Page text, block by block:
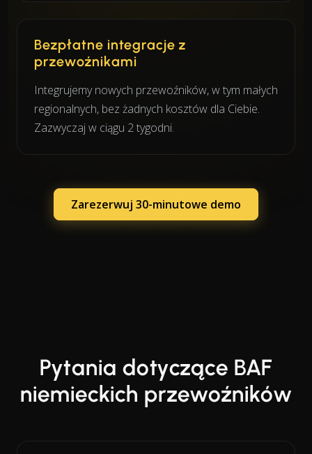
Bezpłatne integracje z
przewoźnikami
Integrujemy nowych przewoźników, w tym małych
regionalnych, bez żadnych kosztów dla Ciebie.
Zazwyczaj w ciągu 2 tygodni.
Zarezerwuj 30-minutowe demo
Pytania dotyczące BAF
niemieckich przewoźników